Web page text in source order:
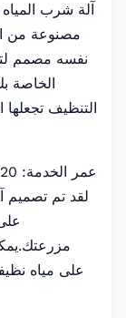
آلة شرب
مصنوعة من
نفسه مصمم
الخاصة
التنظيف تجعلها
عمر الخدمة: 20 سنة +
على مياه